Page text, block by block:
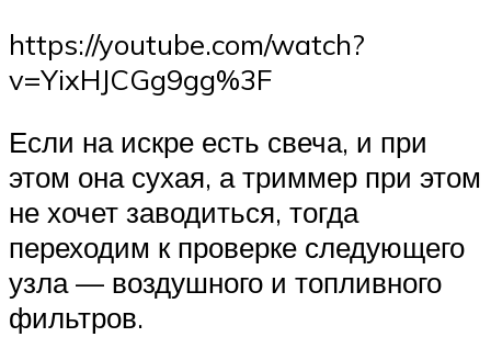
https://youtube.com/watch?
v=YixHJCGg9gg%3F
Если на искре есть свеча, и при
этом она сухая, а триммер при этом
не хочет заводиться, тогда
переходим к проверке следующего
узла — воздушного и топливного
фильтров.